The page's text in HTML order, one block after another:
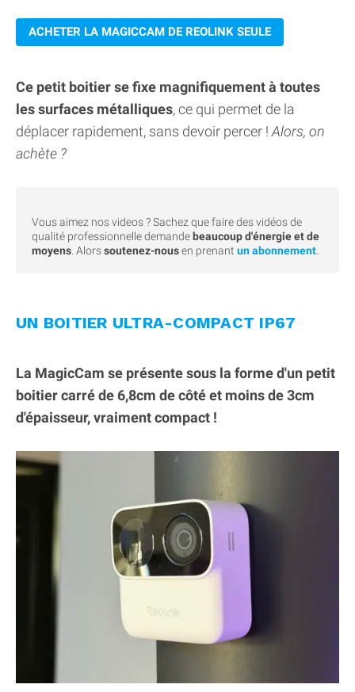
ACHETER LA MAGICCAM DE REOLINK SEULE
Ce petit boitier se fixe magnifiquement à toutes
les surfaces métalliques, ce qui permet de la
déplacer rapidement, sans devoir percer !Alors, on
achète ?
Vous aimez nos videos ? Sachez que faire des vidéos de
qualité professionnelle demande beaucoup d'énergie et de
moyens. Alorssoutenez-nousen prenant un abonnement.
UN BOITIER ULTRA-COMPACT IP67
La MagicCam se présente sous la forme d'un petit
boitier carré de 6,8cm de côté et moins de 3cm
d'épaisseur, vraiment compact !